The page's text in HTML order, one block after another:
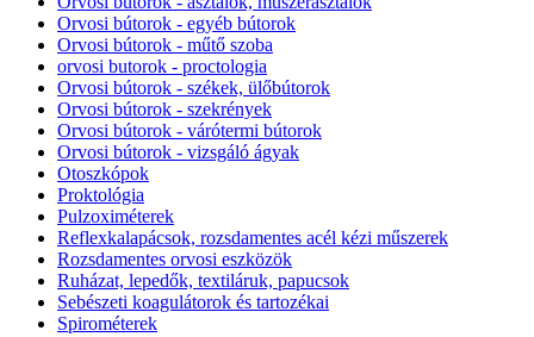
Orvosi bútorok - egyéb bútorok
Orvosi bútorok - műtő szoba
orvosi butorok - proctologia
Orvosi bútorok - székek, ülőbútorok
Orvosi bútorok - szekrények
Orvosi bútorok - várótermi bútorok
Orvosi bútorok - vizsgáló ágyak
Otoszkópok
Proktológia
Pulzoximéterek
Reflexkalapácsok, rozsdamentes acél kézi műszerek
Rozsdamentes orvosi eszközök
Ruházat, lepedők, textiláruk, papucsok
Sebészeti koagulátorok és tartozékai
Spirométerek